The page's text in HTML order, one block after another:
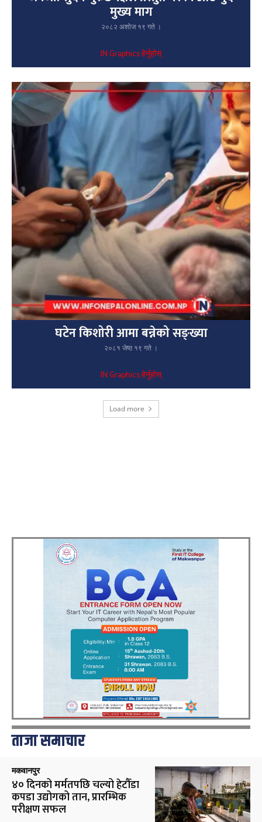
मुख्य माग
२०८२ अशोज १९ गते ।
IN Graphics हेर्नुहोस्
घटेन किशोरी आमा बन्नेको सङ्ख्या
२०८१ जेष्ठ १९ गते ।
IN Graphics हेर्नुहोस्
Load more
ताजा समाचार
मकवानपुर
४० दिनको मर्मतपछि चल्यो हेटौँडा
कपडा उद्योगको तान, प्रारम्भिक
परीक्षण सफल